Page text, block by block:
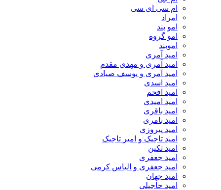
ام سی ای سی
امراد
امو بند
امو گروه
اموبند
امید آمری
امید آمری و مهدی مقدم
امید آمری و یوسف صیادی
امید اسدی
امید افخم
امید امیدی
امید باقری
امید بامری
امید پیروزی
امید تاجیک و امیر تاجیک
امید تکین
امید جعفری
امید جعفری و الیاس کرمی
امید جهان
امید حاجیلی